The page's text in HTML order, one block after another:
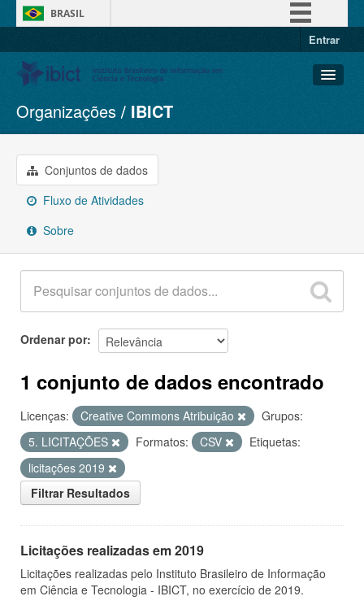
BRASIL
Entrar
Conjuntos de dados
Organizações
Grupos
Sobre
Organizações IBICT
Conjuntos de dados
Fluxo de Atividades
Sobre
Ordenar por
1 conjunto de dados encontrado
Licenças: Creative Commons Atribuição
Grupos:
5. LICITAÇÕES
Formatos: CSV
Etiquetas:
licitações 2019
Filtrar Resultados
Licitações realizadas em 2019
Licitações realizadas pelo Instituto Brasileiro de Informação
em Ciência e Tecnologia - IBICT, no exercício de 2019.